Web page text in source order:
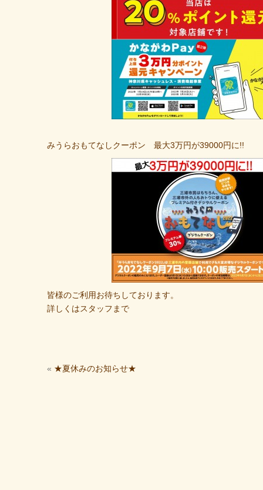
みうらおもてなしクーポン 最大3万円が39000円に!!
皆様のご利用お待ちしております。
詳しくはスタッフまで
« ★夏休みのお知らせ★